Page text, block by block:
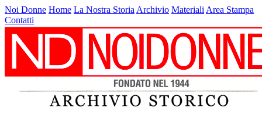
Noi Donne Home La Nostra Storia Archivio Materiali Area Stampa
Contatti